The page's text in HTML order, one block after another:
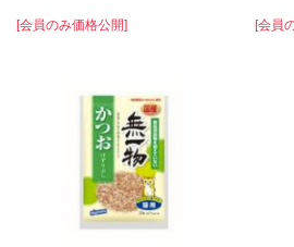
[会員のみ価格公開] [会員